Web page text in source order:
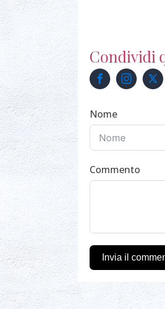
Condividi
Nome
Commento
Invia il